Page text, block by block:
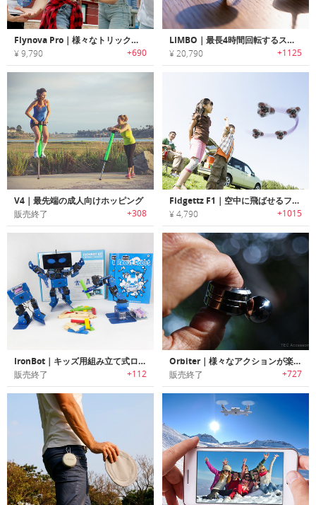
Flynova Pro｜様々なトリックが楽しめるブーメランスピナー「フライノバプロ」
¥ 9,790 +690
LIMBO｜最長4時間回転するスピニングトップ「リンボ」
¥ 20,790 +1125
V4｜最先端の成人向けホッピング
販売終了 +308
Fidgettz F1｜空中に飛ばせるフィジェットスピナー「フィジェッツF1」
¥ 4,790 +1015
IronBot｜キッズ用組み立て式ロボット「アイロンボット」
販売終了 +112
Orbiter｜様々なアクションが楽しめるフィジットスピナー「オービター」
販売終了 +727